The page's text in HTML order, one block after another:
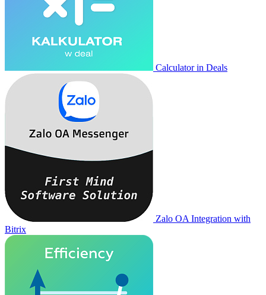
Calculator in Deals
Zalo OA Integration with
Bitrix